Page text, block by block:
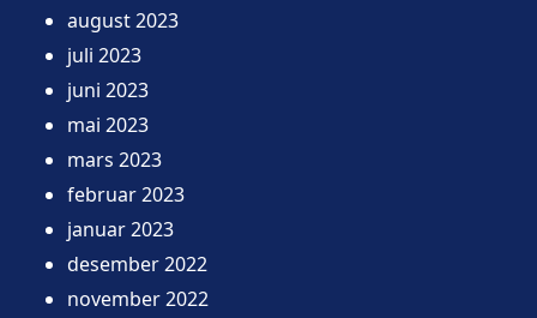
august 2023
juli 2023
juni 2023
mai 2023
mars 2023
februar 2023
januar 2023
desember 2022
november 2022